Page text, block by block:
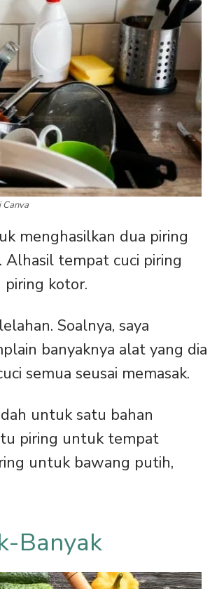
menghasilkan dua piring
Alhasil tempat cuci piring
piring kotor.
Soalnya, saya
banyaknya alat yang dia
semua seusai memasak.
untuk satu bahan
piring untuk tempat
untuk bawang putih,
Banyak